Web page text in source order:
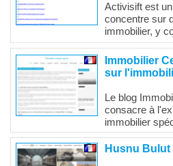
Activisift est
concentre sur
immobilier, y
Immobilier
sur
Le blog
consacre à
immobilier
Husnu